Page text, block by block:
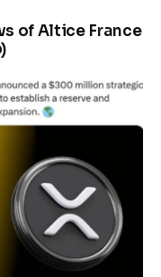
of Altice France